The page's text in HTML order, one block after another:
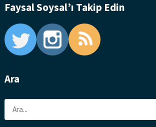
Faysal Soysal’ı Takip Edin
Ara
Ara